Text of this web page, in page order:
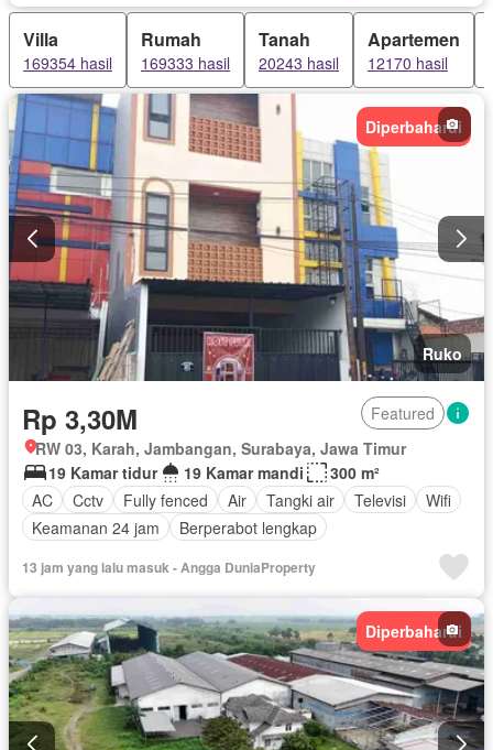
Villa
169354 hasil
Rumah
169333 hasil
Tanah
20243 hasil
Apartemen
12170 hasil
Diperbaharui
Ruko
Rp 3,30M
Featured
RW 03, Karah, Jambangan, Surabaya, Jawa Timur
19 Kamar tidur
19 Kamar mandi
300 m²
AC
Cctv Fully fenced Air Tangki air Televisi
Wifi
Keamanan 24 jam
Berperabot lengkap
13 jam yang lalu masuk - Angga DuniaProperty
Diperbaharui